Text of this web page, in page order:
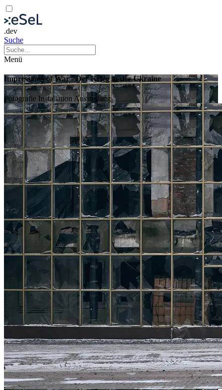
.dev
Suche
Menü
Impressions of War - Der Krieg in der Ukraine
Fotografie Installation Ausstellung